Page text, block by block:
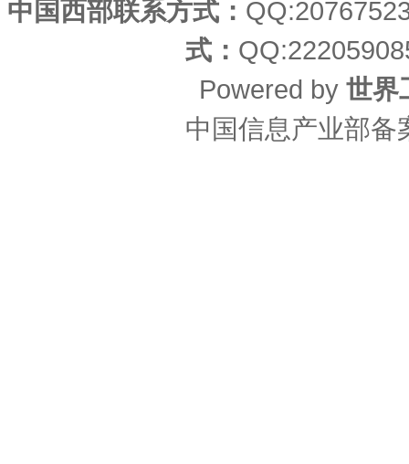
中国西部联系方式：
式：
Powered by 世界
中国信息产业部备